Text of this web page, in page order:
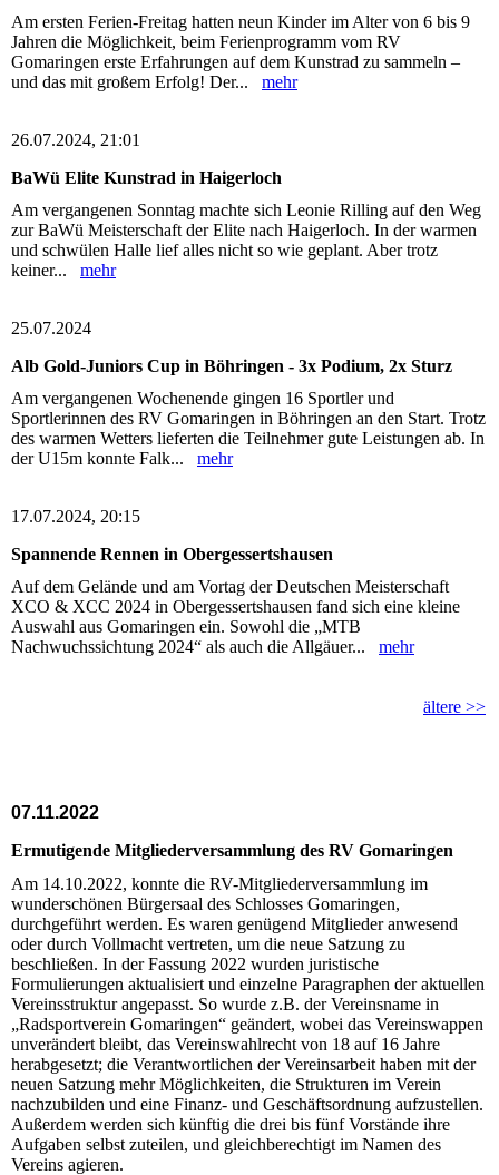
Am ersten Ferien-Freitag hatten neun Kinder im Alter von 6 bis 9
Jahren die Möglichkeit, beim Ferienprogramm vom RV
Gomaringen erste Erfahrungen auf dem Kunstrad zu sammeln –
und das mit großem Erfolg! Der... mehr
26.07.2024, 21:01
BaWü Elite Kunstrad in Haigerloch
Am vergangenen Sonntag machte sich Leonie Rilling auf den Weg
zur BaWü Meisterschaft der Elite nach Haigerloch. In der warmen
und schwülen Halle lief alles nicht so wie geplant. Aber trotz
keiner... mehr
25.07.2024
Alb Gold-Juniors Cup in Böhringen - 3x Podium, 2x Sturz
Am vergangenen Wochenende gingen 16 Sportler und
Sportlerinnen des RV Gomaringen in Böhringen an den Start. Trotz
des warmen Wetters lieferten die Teilnehmer gute Leistungen ab. In
der U15m konnte Falk... mehr
17.07.2024, 20:15
Spannende Rennen in Obergessertshausen
Auf dem Gelände und am Vortag der Deutschen Meisterschaft
XCO & XCC 2024 in Obergessertshausen fand sich eine kleine
Auswahl aus Gomaringen ein. Sowohl die „MTB
Nachwuchssichtung 2024“ als auch die Allgäuer... mehr
ältere >>
07.11.2022
Ermutigende Mitgliederversammlung des RV Gomaringen
Am 14.10.2022, konnte die RV-Mitgliederversammlung im
wunderschönen Bürgersaal des Schlosses Gomaringen,
durchgeführt werden. Es waren genügend Mitglieder anwesend
oder durch Vollmacht vertreten, um die neue Satzung zu
beschließen. In der Fassung 2022 wurden juristische
Formulierungen aktualisiert und einzelne Paragraphen der aktuellen
Vereinsstruktur angepasst. So wurde z.B. der Vereinsname in
„Radsportverein Gomaringen“ geändert, wobei das Vereinswappen
unverändert bleibt, das Vereinswahlrecht von 18 auf 16 Jahre
herabgesetzt; die Verantwortlichen der Vereinsarbeit haben mit der
neuen Satzung mehr Möglichkeiten, die Strukturen im Verein
nachzubilden und eine Finanz- und Geschäftsordnung aufzustellen.
Außerdem werden sich künftig die drei bis fünf Vorstände ihre
Aufgaben selbst zuteilen, und gleichberechtigt im Namen des
Vereins agieren.